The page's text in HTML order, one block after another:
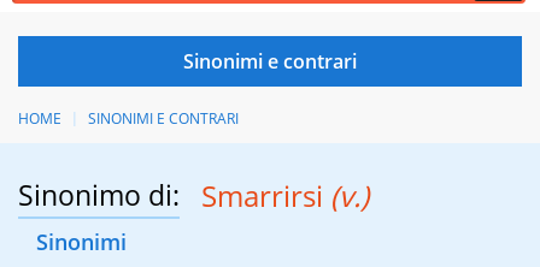
HOME SINONIMI E CONTRARI
Sinonimo di: Smarrirsi (v.)
Sinonimi